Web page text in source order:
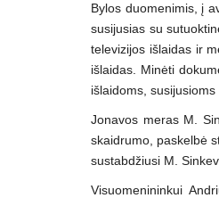
Bylos duomenimis, į
susijusias su
televizijos išlaidas ir
išlaidas. Minėti
išlaidoms,
Jonavos meras M.
skaidrumo, paskelbė
sustabdžiusi M.
Visuomenininkui